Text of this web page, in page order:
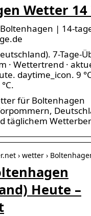
Wetter 14
| 14-
7-Tage-
· Wettertrend ·
daytime_icon. 9
für Boltenhagen
täglichem
› wetter ›
Heute –